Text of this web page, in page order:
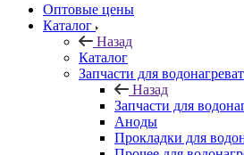
Оптовые цены
Каталог
Назад
Каталог
Запчасти для
Назад
Запчасти для
Аноды
Прокладки для